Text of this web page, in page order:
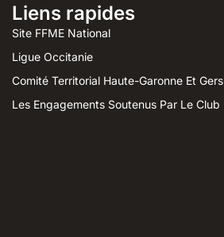
Liens rapides
Site FFME National
Ligue Occitanie
Comité Territorial Haute-Garonne Et Gers
Les Engagements Soutenus Par Le Club